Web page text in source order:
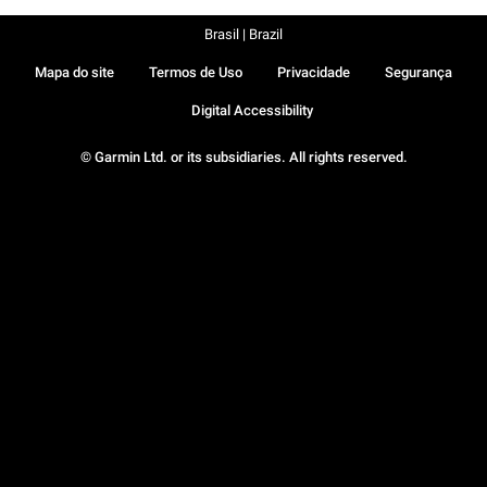
© Garmin Ltd. or its subsidiaries. All rights reserved.
Mapa do site Termos de Uso Privacidade Segurança
Digital Accessibility
Brasil | Brazil